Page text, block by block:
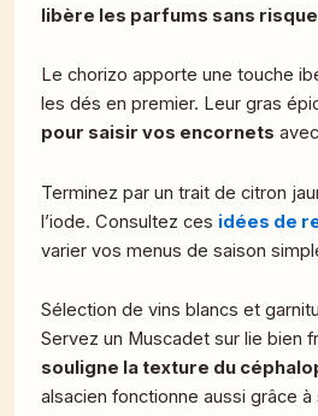
libère les parfums sans
Le chorizo apporte une touche
les dés en premier. Leur gras
pour saisir vos encornets
Terminez par un trait de citron
l’iode. Consultez ces idées de
varier vos menus de saison
Sélection de vins blancs et
Servez un Muscadet sur lie bien
souligne la texture du
alsacien fonctionne aussi grâce